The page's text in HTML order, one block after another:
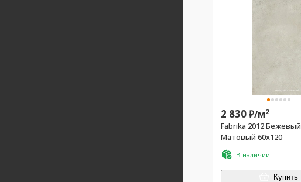
2 830₽/м2
Fabrika 2012 Бежевый
Матовый 60х120
В наличии
Купить